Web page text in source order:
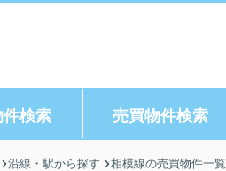
検索 売買物件検索
沿線・駅から探す 相模線の売買物件一覧